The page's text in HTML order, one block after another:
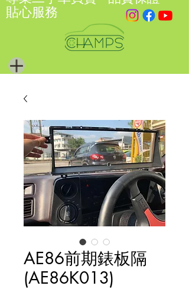
貼心服務
AE86前期錶板隔
(AE86K013)